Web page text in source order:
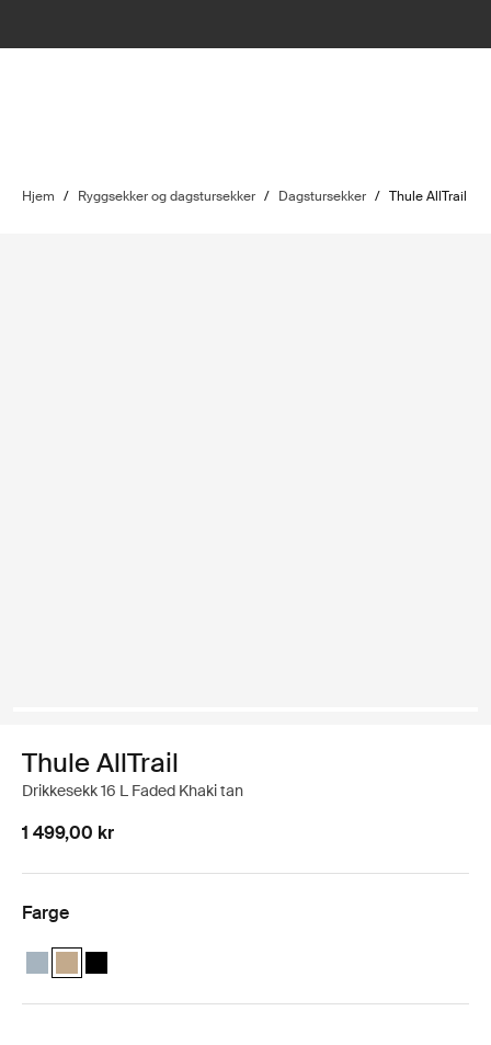
Hjem / Ryggsekker og dagstursekker / Dagstursekker / Thule AllTrail
Thule AllTrail
Drikkesekk 16 L Faded Khaki tan
1 499,00 kr
Farge
Thule AllTrail Daypack 16L Dam blå
Thule AllTrail Daypack 16L Falmmet khaki (selected)
Thule AllTrail Daypack 16L Svart